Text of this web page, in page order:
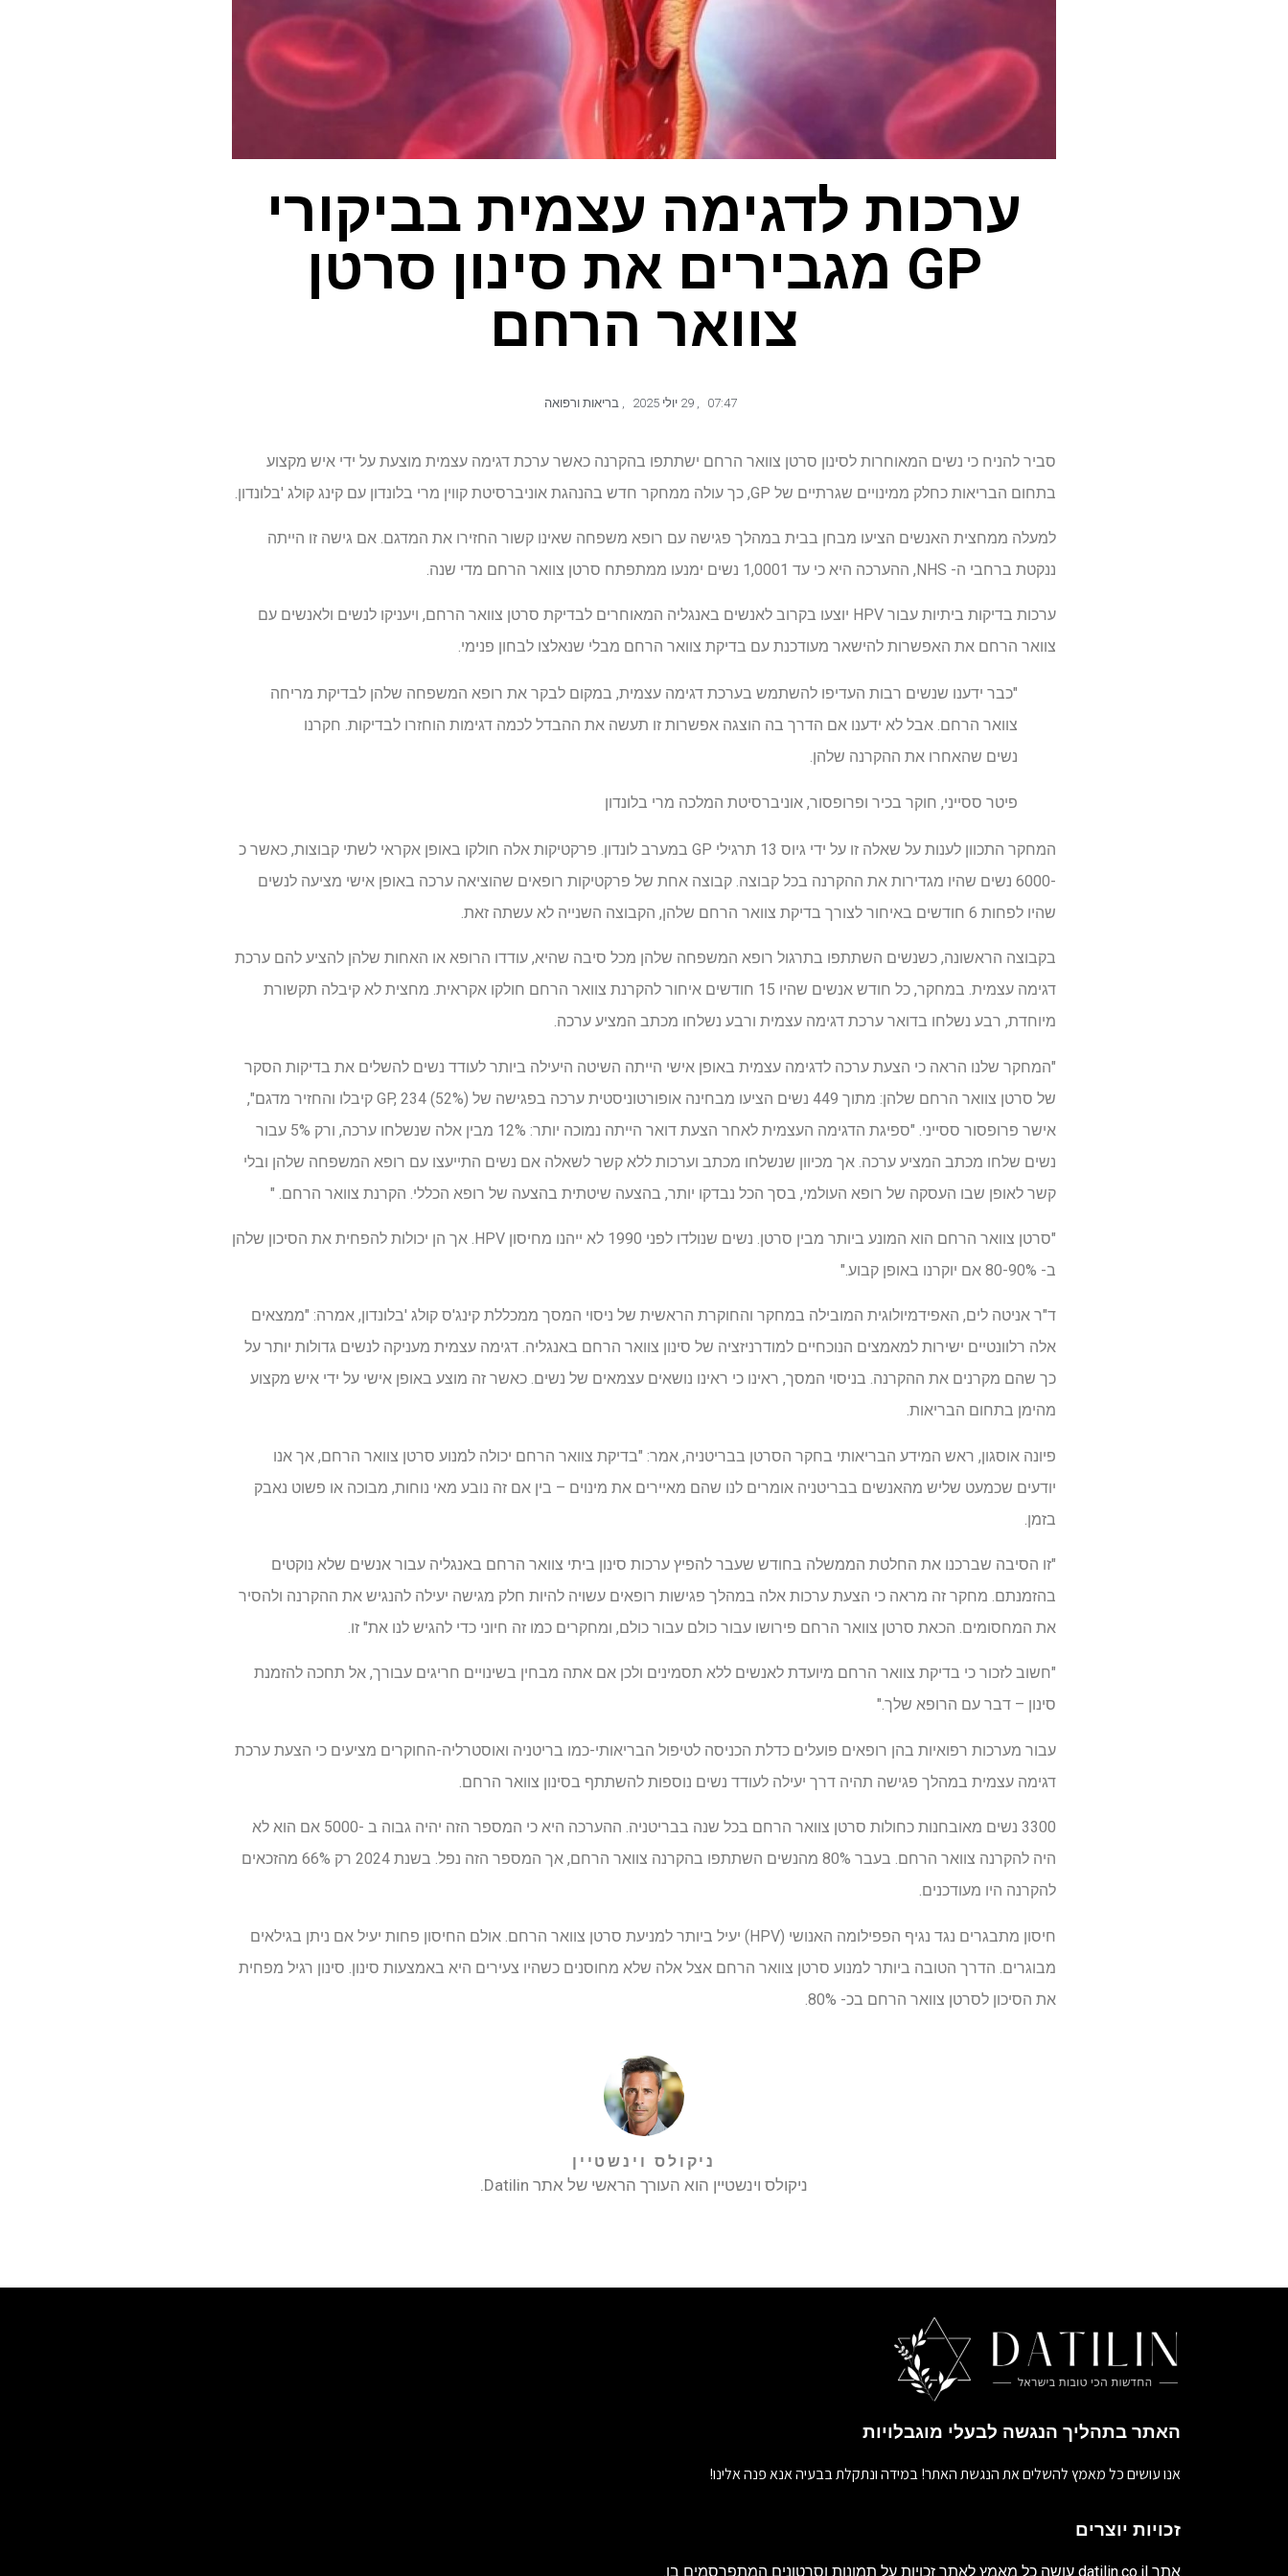
ערכות לדגימה עצמית בביקורי
GP מגבירים את סינון סרטן
צוואר הרחם
07:47
, 29 יולי 2025 , בריאות ורפואה
סביר להניח כי נשים המאוחרות לסינון סרטן צוואר הרחם ישתתפו בהקרנה כאשר ערכת דגימה עצמית מוצעת על ידי איש מקצוע
בתחום הבריאות כחלק ממינויים שגרתיים של GP, כך עולה ממחקר חדש בהנהגת אוניברסיטת קווין מרי בלונדון עם קינג קולג 'בלונדון.
למעלה ממחצית האנשים הציעו מבחן בבית במהלך פגישה עם רופא משפחה שאינו קשור החזירו את המדגם. אם גישה זו הייתה
ננקטת ברחבי ה- NHS, ההערכה היא כי עד 1,0001 נשים ימנעו ממתפתח סרטן צוואר הרחם מדי שנה.
ערכות בדיקות ביתיות עבור HPV יוצעו בקרוב לאנשים באנגליה המאוחרים לבדיקת סרטן צוואר הרחם, ויעניקו לנשים ולאנשים עם
צוואר הרחם את האפשרות להישאר מעודכנת עם בדיקת צוואר הרחם מבלי שנאלצו לבחון פנימי.
"כבר ידענו שנשים רבות העדיפו להשתמש בערכת דגימה עצמית, במקום לבקר את רופא המשפחה שלהן לבדיקת מריחה
צוואר הרחם. אבל לא ידענו אם הדרך בה הוצגה אפשרות זו תעשה את ההבדל לכמה דגימות הוחזרו לבדיקות. חקרנו
נשים שהאחרו את ההקרנה שלהן.
פיטר ססייני, חוקר בכיר ופרופסור, אוניברסיטת המלכה מרי בלונדון
המחקר התכוון לענות על שאלה זו על ידי גיוס 13 תרגילי GP במערב לונדון. פרקטיקות אלה חולקו באופן אקראי לשתי קבוצות, כאשר כ
-6000 נשים שהיו מגדירות את ההקרנה בכל קבוצה. קבוצה אחת של פרקטיקות רופאים שהוציאה ערכה באופן אישי מציעה לנשים
שהיו לפחות 6 חודשים באיחור לצורך בדיקת צוואר הרחם שלהן, הקבוצה השנייה לא עשתה זאת.
בקבוצה הראשונה, כשנשים השתתפו בתרגול רופא המשפחה שלהן מכל סיבה שהיא, עודדו הרופא או האחות שלהן להציע להם ערכת
דגימה עצמית. במחקר, כל חודש אנשים שהיו 15 חודשים איחור להקרנת צוואר הרחם חולקו אקראית. מחצית לא קיבלה תקשורת
מיוחדת, רבע נשלחו בדואר ערכת דגימה עצמית ורבע נשלחו מכתב המציע ערכה.
"המחקר שלנו הראה כי הצעת ערכה לדגימה עצמית באופן אישי הייתה השיטה היעילה ביותר לעודד נשים להשלים את בדיקות הסקר
של סרטן צוואר הרחם שלהן: מתוך 449 נשים הציעו מבחינה אופורטוניסטית ערכה בפגישה של GP, 234 (52%) קיבלו והחזיר מדגם",
אישר פרופסור ססייני. "ספיגת הדגימה העצמית לאחר הצעת דואר הייתה נמוכה יותר: 12% מבין אלה שנשלחו ערכה, ורק 5% עבור
נשים שלחו מכתב המציע ערכה. אך מכיוון שנשלחו מכתב וערכות ללא קשר לשאלה אם נשים התייעצו עם רופא המשפחה שלהן ובלי
קשר לאופן שבו העסקה של רופא העולמי, בסך הכל נבדקו יותר, בהצעה שיטתית בהצעה של רופא הכללי. הקרנת צוואר הרחם. "
"סרטן צוואר הרחם הוא המונע ביותר מבין סרטן. נשים שנולדו לפני 1990 לא ייהנו מחיסון HPV. אך הן יכולות להפחית את הסיכון שלהן
ב- 80-90% אם יוקרנו באופן קבוע."
ד"ר אניטה לים, האפידמיולוגית המובילה במחקר והחוקרת הראשית של ניסוי המסך ממכללת קינג'ס קולג 'בלונדון, אמרה: "ממצאים
אלה רלוונטיים ישירות למאמצים הנוכחיים למודרניזציה של סינון צוואר הרחם באנגליה. דגימה עצמית מעניקה לנשים גדולות יותר על
כך שהם מקרנים את ההקרנה. בניסוי המסך, ראינו כי ראינו נושאים עצמאים של נשים. כאשר זה מוצע באופן אישי על ידי איש מקצוע
מהימן בתחום הבריאות.
פיונה אוסגון, ראש המידע הבריאותי בחקר הסרטן בבריטניה, אמר: "בדיקת צוואר הרחם יכולה למנוע סרטן צוואר הרחם, אך אנו
יודעים שכמעט שליש מהאנשים בבריטניה אומרים לנו שהם מאיירים את מינוים – בין אם זה נובע מאי נוחות, מבוכה או פשוט נאבק
בזמן.
"זו הסיבה שברכנו את החלטת הממשלה בחודש שעבר להפיץ ערכות סינון ביתי צוואר הרחם באנגליה עבור אנשים שלא נוקטים
בהזמנתם. מחקר זה מראה כי הצעת ערכות אלה במהלך פגישות רופאים עשויה להיות חלק מגישה יעילה להנגיש את ההקרנה ולהסיר
את המחסומים. הכאת סרטן צוואר הרחם פירושו עבור כולם עבור כולם, ומחקרים כמו זה חיוני כדי להגיש לנו את" זו.
"חשוב לזכור כי בדיקת צוואר הרחם מיועדת לאנשים ללא תסמינים ולכן אם אתה מבחין בשינויים חריגים עבורך, אל תחכה להזמנת
סינון – דבר עם הרופא שלך."
עבור מערכות רפואיות בהן רופאים פועלים כדלת הכניסה לטיפול הבריאותי-כמו בריטניה ואוסטרליה-החוקרים מציעים כי הצעת ערכת
דגימה עצמית במהלך פגישה תהיה דרך יעילה לעודד נשים נוספות להשתתף בסינון צוואר הרחם.
3300 נשים מאובחנות כחולות סרטן צוואר הרחם בכל שנה בבריטניה. ההערכה היא כי המספר הזה יהיה גבוה ב -5000 אם הוא לא
היה להקרנה צוואר הרחם. בעבר 80% מהנשים השתתפו בהקרנה צוואר הרחם, אך המספר הזה נפל. בשנת 2024 רק 66% מהזכאים
להקרנה היו מעודכנים.
חיסון מתבגרים נגד נגיף הפפילומה האנושי (HPV) יעיל ביותר למניעת סרטן צוואר הרחם. אולם החיסון פחות יעיל אם ניתן בגילאים
מבוגרים. הדרך הטובה ביותר למנוע סרטן צוואר הרחם אצל אלה שלא מחוסנים כשהיו צעירים היא באמצעות סינון. סינון רגיל מפחית
את הסיכון לסרטן צוואר הרחם בכ- 80%.
ניקולס וינשטיין
ניקולס וינשטיין הוא העורך הראשי של אתר Datilin.
האתר בתהליך הנגשה לבעלי מוגבלויות
אנו עושים כל מאמץ להשלים את הנגשת האתר! במידה ונתקלת בבעיה אנא פנה אלינו!
זכויות יוצרים
אתר datilin.co.il עושה כל מאמץ לאתר זכויות על תמונות וסרטונים המתפרסמים בו.